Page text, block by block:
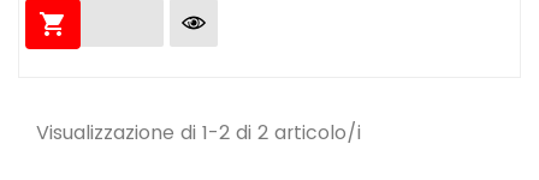

Visualizzazione di 1-2 di 2 articolo/i